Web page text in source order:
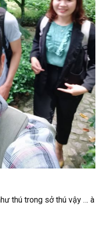
thú trong sở thú vậy … à